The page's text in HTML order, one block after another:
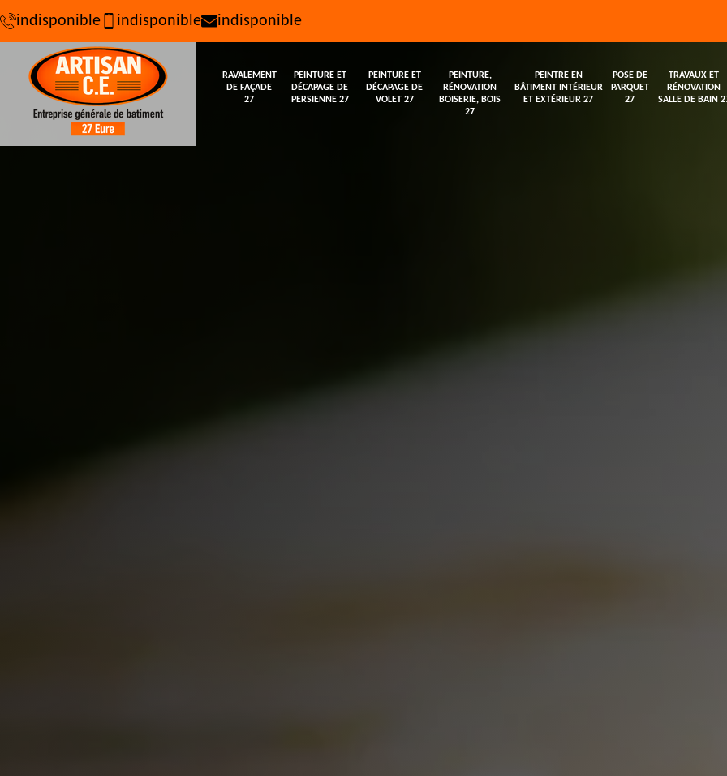
indisponible indisponible indisponible
RAVALEMENT
DE FAÇADE
27
PEINTURE ET
DÉCAPAGE DE
PERSIENNE 27
PEINTURE ET
DÉCAPAGE DE
VOLET 27
PEINTURE,
RÉNOVATION
BOISERIE, BOIS
27
PEINTRE EN
BÂTIMENT INTÉRIEUR
ET EXTÉRIEUR 27
POSE DE
PARQUET
27
TRAVAUX ET
RÉNOVATION
SALLE DE BAIN